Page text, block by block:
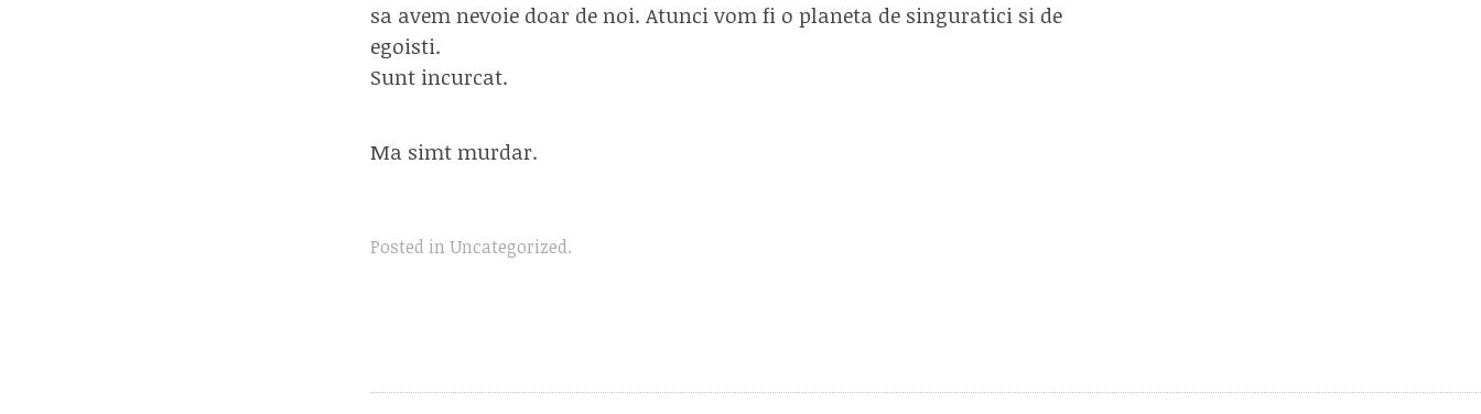
sa avem nevoie doar de noi. Atunci vom fi o planeta de singuratici si de
egoisti.
Sunt incurcat.
Ma simt murdar.
Posted in Uncategorized.